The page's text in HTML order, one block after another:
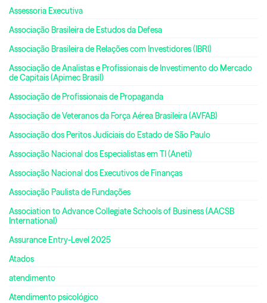
Assessoria Executiva
Associação Brasileira de Estudos da Defesa
Associação Brasileira de Relações com Investidores (IBRI)
Associação de Analistas e Profissionais de Investimento do Mercado
de Capitais (Apimec Brasil)
Associação de Profissionais de Propaganda
Associação de Veteranos da Força Aérea Brasileira (AVFAB)
Associação dos Peritos Judiciais do Estado de São Paulo
Associação Nacional dos Especialistas em TI (Aneti)
Associação Nacional dos Executivos de Finanças
Associação Paulista de Fundações
Association to Advance Collegiate Schools of Business (AACSB
International)
Assurance Entry-Level 2025
Atados
atendimento
Atendimento psicológico